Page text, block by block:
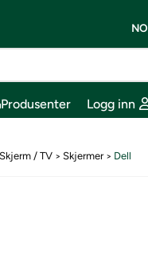
NO
Produsenter Logg inn
Skjerm / TV > Skjermer> Dell